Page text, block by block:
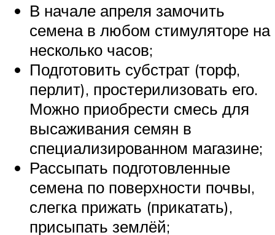
В начале апреля замочить
семена в любом стимуляторе на
несколько часов;
Подготовить субстрат (торф,
перлит), простерилизовать его.
Можно приобрести смесь для
высаживания семян в
специализированном магазине;
Рассыпать подготовленные
семена по поверхности почвы,
слегка прижать (прикатать),
присыпать землёй;